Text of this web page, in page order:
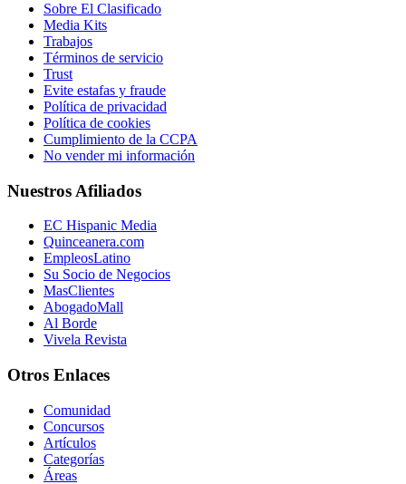
Sobre El Clasificado
Media Kits
Trabajos
Términos de servicio
Trust
Evite estafas y fraude
Política de privacidad
Política de cookies
Cumplimiento de la CCPA
No vender mi información
Nuestros Afiliados
EC Hispanic Media
Quinceanera.com
EmpleosLatino
Su Socio de Negocios
MasClientes
AbogadoMall
Al Borde
Vivela Revista
Otros Enlaces
Comunidad
Concursos
Artículos
Categorías
Áreas